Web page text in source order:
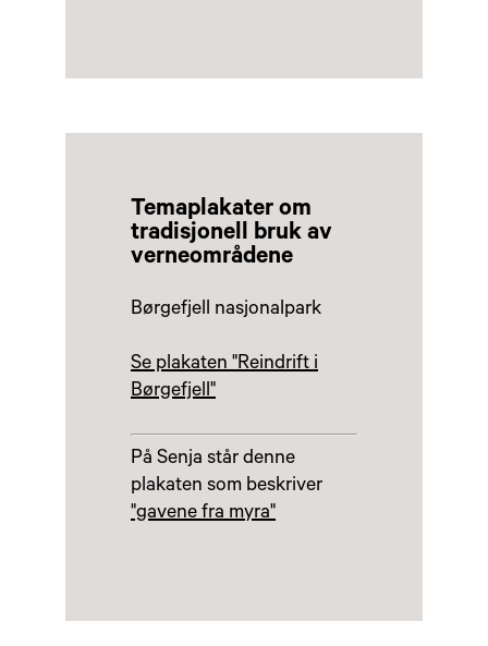
Temaplakater om
tradisjonell bruk av
verneområdene
Børgefjell nasjonalpark
Se plakaten "Reindrift i
Børgefjell"
På Senja står denne
plakaten som beskriver
"gavene fra myra"